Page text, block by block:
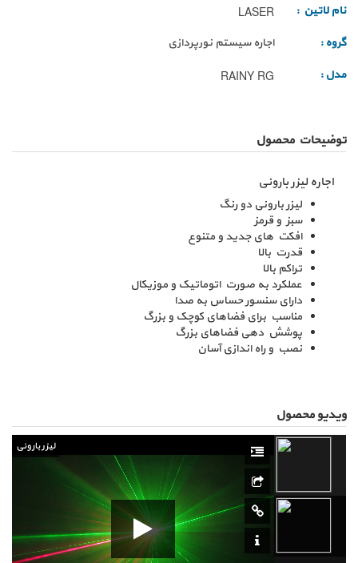
نام لاتین : LASER
گروه :
اجاره سیستم نورپردازی
مدل :
RAINY RG
توضیحات محصول
اجاره لیزر بارونی
لیزر بارونی دو رنگ
سبز و قرمز
افکت های جدید و متنوع
قدرت بالا
تراکم بالا
عملکرد به صورت اتوماتیک و موزیکال
دارای سنسور حساس به صدا
مناسب برای فضاهای کوچک و بزرگ
پوشش دهی فضاهای بزرگ
نصب و راه اندازی آسان
ویدیو محصول
لیزر بارونی